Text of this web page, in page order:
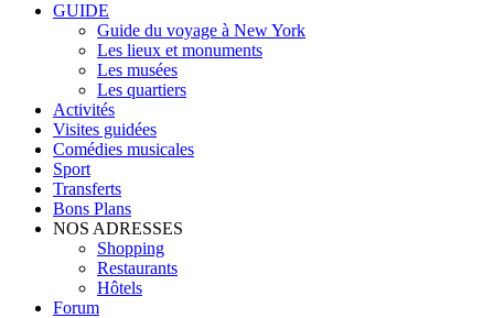
GUIDE
Guide du voyage à New York
Les lieux et monuments
Les musées
Les quartiers
Activités
Visites guidées
Comédies musicales
Sport
Transferts
Bons Plans
NOS ADRESSES
Shopping
Restaurants
Hôtels
Forum